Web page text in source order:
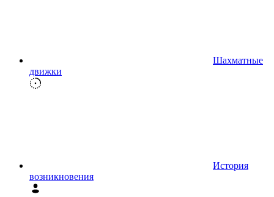
Шахматные
движки
История
возникновения